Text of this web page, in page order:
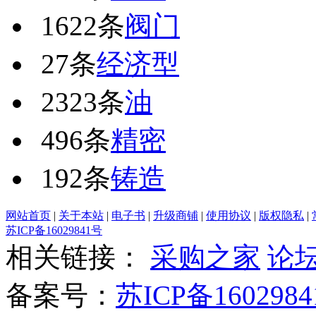
1622条阀门
27条经济型
2323条油
496条精密
192条铸造
网站首页 | 关于本站 | 电子书 | 升级商铺 | 使用协议 | 版权隐私 |
苏ICP备16029841号
相关链接： 采购之家 论
备案号： 苏ICP备